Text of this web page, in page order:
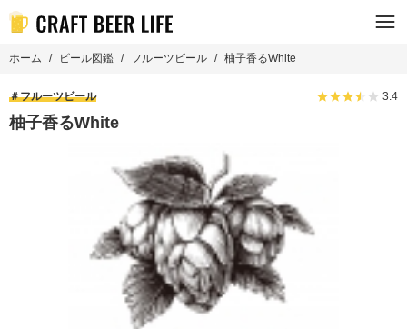
ホーム ビール図鑑 フルーツビール 柚子香るWhite
フルーツビール 3.4
柚子香るWhite